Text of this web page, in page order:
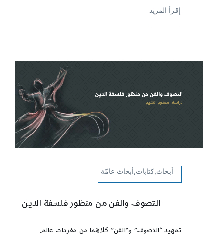
إقرأ المزيد
أبحاث,كتابات,أبحاث عامّة
التصوف والفن من منظور فلسفة الدين
تمهيد “التصوف” و”الفن” كلاهما من مفردات عالم